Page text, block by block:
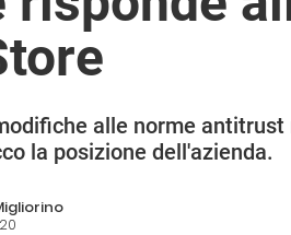
alle norme
la posizione dell'azienda.